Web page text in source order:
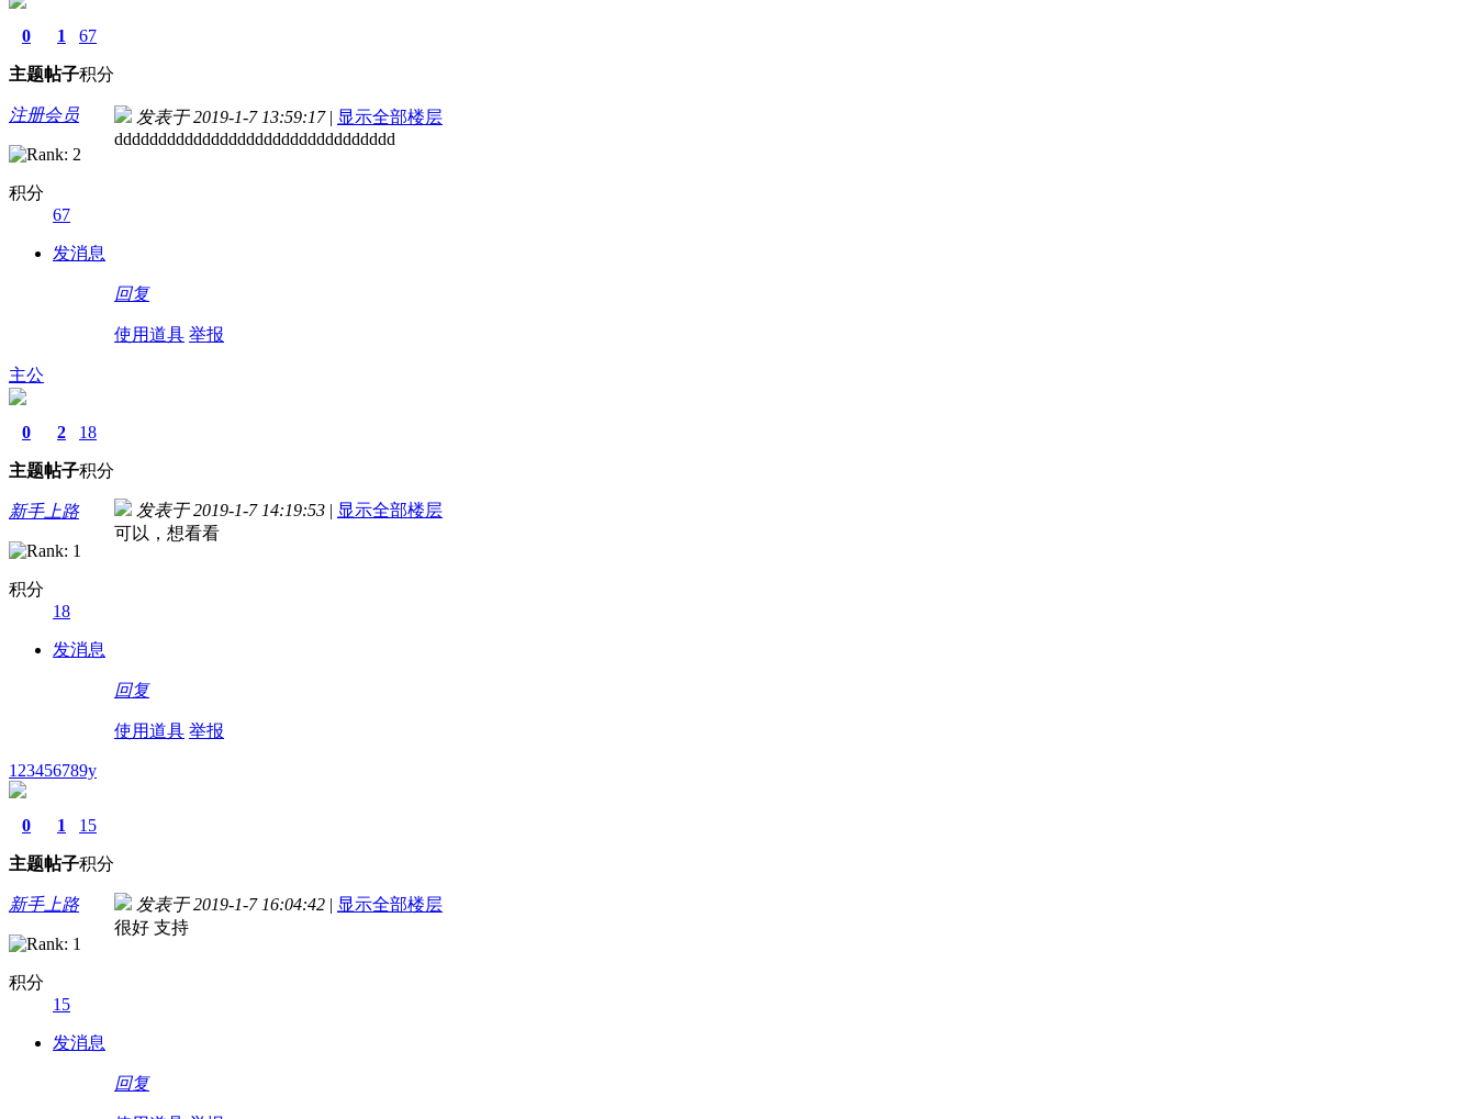
0
主题
1
帖子
67
积分
注册会员
积分
67
发消息
发表于 2019-1-7 13:59:17 | 显示全部楼层
dddddddddddddddddddddddddddddddd
回复
使用道具 举报
主公
0
主题
2
帖子
18
积分
新手上路
积分
18
发消息
发表于 2019-1-7 14:19:53 | 显示全部楼层
可以，想看看
回复
使用道具 举报
123456789y
0
主题
1
帖子
15
积分
新手上路
积分
15
发消息
发表于 2019-1-7 16:04:42 | 显示全部楼层
很好 支持
回复